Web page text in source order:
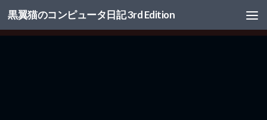
コンテンツへスキップ
黒翼猫のコンピュータ日記 3rd Edition